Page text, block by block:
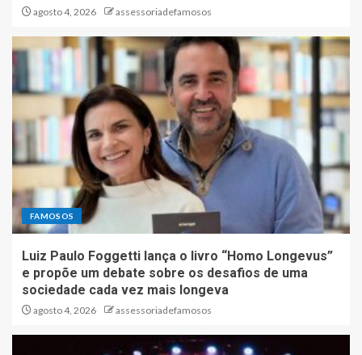
agosto 4, 2026 assessoriadefamosos
FAMOSOS
Luiz Paulo Foggetti lança o livro “Homo Longevus”
e propõe um debate sobre os desafios de uma
sociedade cada vez mais longeva
agosto 4, 2026 assessoriadefamosos